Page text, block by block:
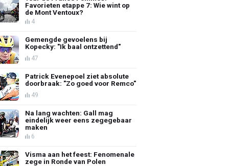
Favorieten etappe 7: Wie wint op
de Mont Ventoux?
4
Gemengde gevoelens bij
Kopecky: "Ik baal ontzettend"
47
Patrick Evenepoel ziet absolute
doorbraak: "Zo goed voor Remco"
49
Na lang wachten: Gall mag
eindelijk weer eens zegegebaar
maken
6
Visma aan het feest: Fenomenale
zege in Ronde van Polen